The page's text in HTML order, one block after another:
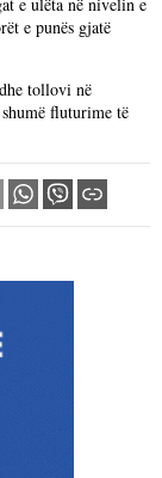
e punës gjatë
tollovi në
fluturime të